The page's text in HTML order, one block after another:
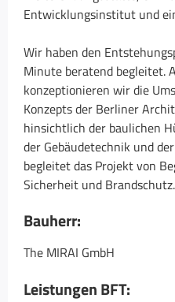
Entwicklungsinstitut und
Wir haben den
Minute beratend begleitet.
konzeptionieren wir die
Konzepts der Berliner
hinsichtlich der baulichen
der Gebäudetechnik und
begleitet das Projekt von
Sicherheit und Brandschutz.
Bauherr:
The MIRAI GmbH
Leistungen BFT: